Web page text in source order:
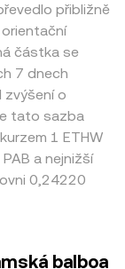
přibližně
částka se
7 dnech
zvýšení o
tato sazba
1 ETHW
a nejnižší
0,24220
balboa